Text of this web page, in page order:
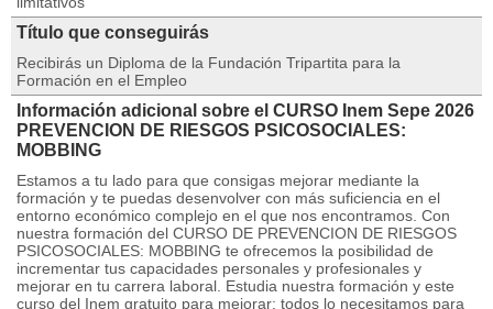
Título que conseguirás
Recibirás un Diploma de la Fundación Tripartita para la
Formación en el Empleo
Información adicional sobre el CURSO Inem Sepe 2026
PREVENCION DE RIESGOS PSICOSOCIALES:
MOBBING
Estamos a tu lado para que consigas mejorar mediante la
formación y te puedas desenvolver con más suficiencia en el
entorno económico complejo en el que nos encontramos. Con
nuestra formación del CURSO DE PREVENCION DE RIESGOS
PSICOSOCIALES: MOBBING te ofrecemos la posibilidad de
incrementar tus capacidades personales y profesionales y
mejorar en tu carrera laboral. Estudia nuestra formación y este
curso del Inem gratuito para mejorar: todos lo necesitamos para